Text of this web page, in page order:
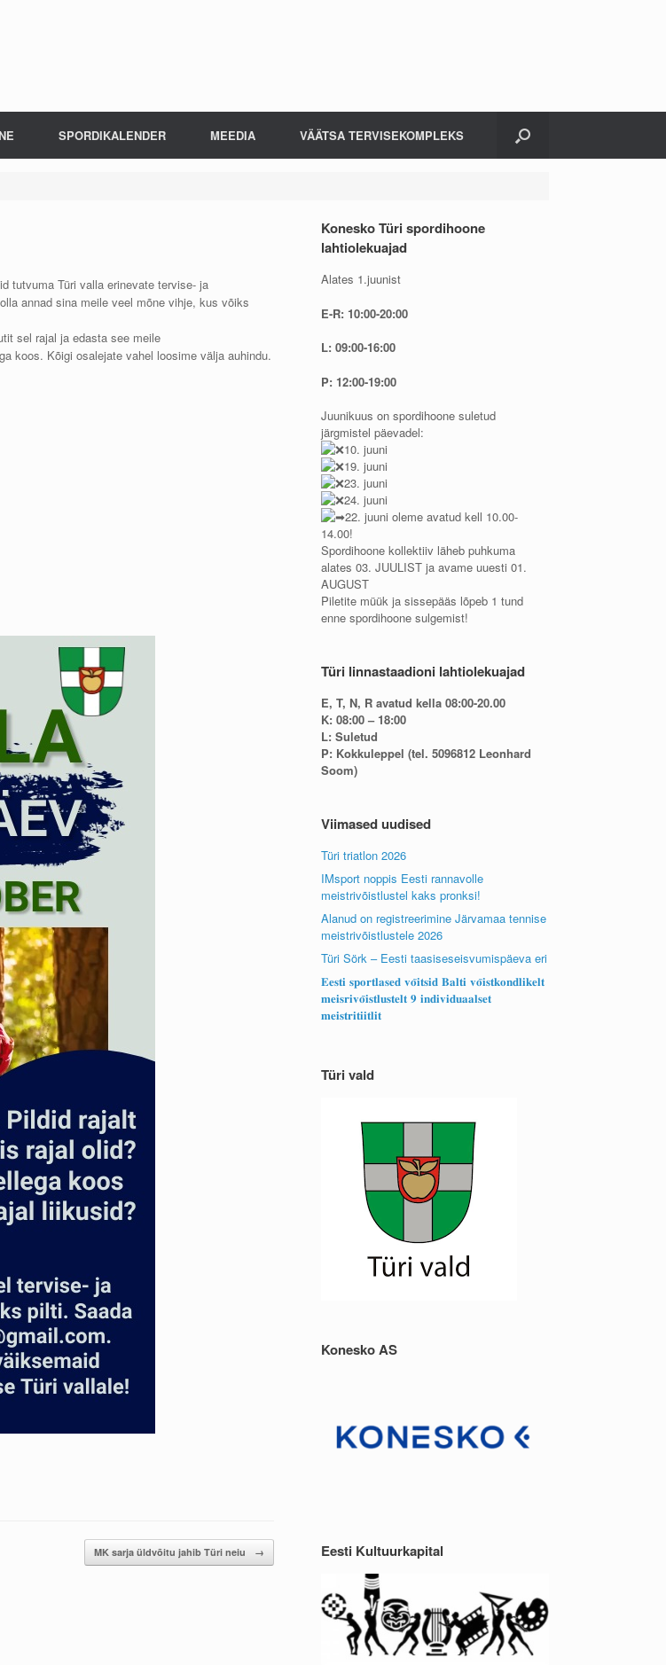
SPORDIKALENDER MEEDIA VÄÄTSA TERVISEKOMPLEKS
tutvuma Türi valla erinevate tervise- ja
annad sina meile veel mõne vihje, kus võiks
sel rajal ja edasta see meile
koos. Kõigi osalejate vahel loosime välja auhindu.
MK sarja üldvõitu jahib Türi neiu →
Konesko Türi spordihoone
lahtiolekuajad
Alates 1.juunist
E-R: 10:00-20:00
L: 09:00-16:00
P: 12:00-19:00
Juunikuus on spordihoone suletud
järgmistel päevadel:
10. juuni
19. juuni
23. juuni
24. juuni
22. juuni oleme avatud kell 10.00-
14.00!
Spordihoone kollektiiv läheb puhkuma
alates 03. JUULIST ja avame uuesti 01.
AUGUST
Piletite müük ja sissepääs lõpeb 1 tund
enne spordihoone sulgemist!
Türi linnastaadioni lahtiolekuajad
E, T, N, R avatud kella 08:00-20.00
K: 08:00 – 18:00
L: Suletud
P: Kokkuleppel (tel. 5096812 Leonhard
Soom)
Viimased uudised
Türi triatlon 2026
IMsport noppis Eesti rannavolle
meistrivõistlustel kaks pronksi!
Alanud on registreerimine Järvamaa tennise
meistrivõistlustele 2026
Türi Sörk – Eesti taasiseseisvumispäeva eri
𝐄𝐞𝐬𝐭𝐢 𝐬𝐩𝐨𝐫𝐭𝐥𝐚𝐬𝐞𝐝 𝐯𝐨̃𝐢𝐭𝐬𝐢𝐝 𝐁𝐚𝐥𝐭𝐢 𝐯𝐨̃𝐢𝐬𝐭𝐤𝐨𝐧𝐝𝐥𝐢𝐤𝐞𝐥𝐭
𝐦𝐞𝐢𝐬𝐫𝐢𝐯𝐨̃𝐢𝐬𝐭𝐥𝐮𝐬𝐭𝐞𝐥𝐭 𝟗 𝐢𝐧𝐝𝐢𝐯𝐢𝐝𝐮𝐚𝐚𝐥𝐬𝐞𝐭
𝐦𝐞𝐢𝐬𝐭𝐫𝐢𝐭𝐢𝐢𝐭𝐥𝐢𝐭
Türi vald
Konesko AS
Eesti Kultuurkapital